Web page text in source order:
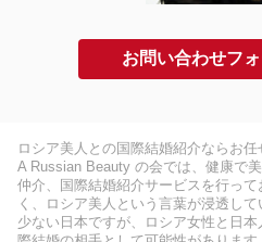
お問い合わせフ
ロシア美人との国際結婚紹介ならお任
A Russian Beauty の会では、健康で
仲介、国際結婚紹介サービスを行っ
く、ロシア美人という言葉が浸透し
少ない日本ですが、ロシア女性と日